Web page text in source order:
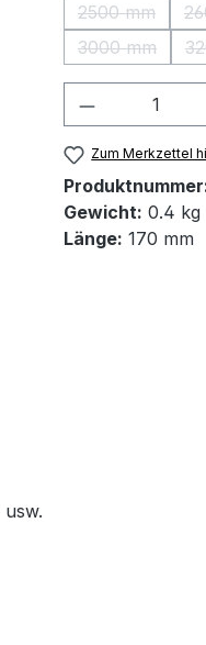
2500 mm
(Diese
3000 mm
(Diese
Produkt
Zum Merkzettel
Gewicht: 0.4 kg
Länge: 170 mm